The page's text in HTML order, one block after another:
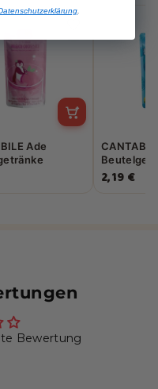
Ade
Zitrone
2,19 €
Bewertung